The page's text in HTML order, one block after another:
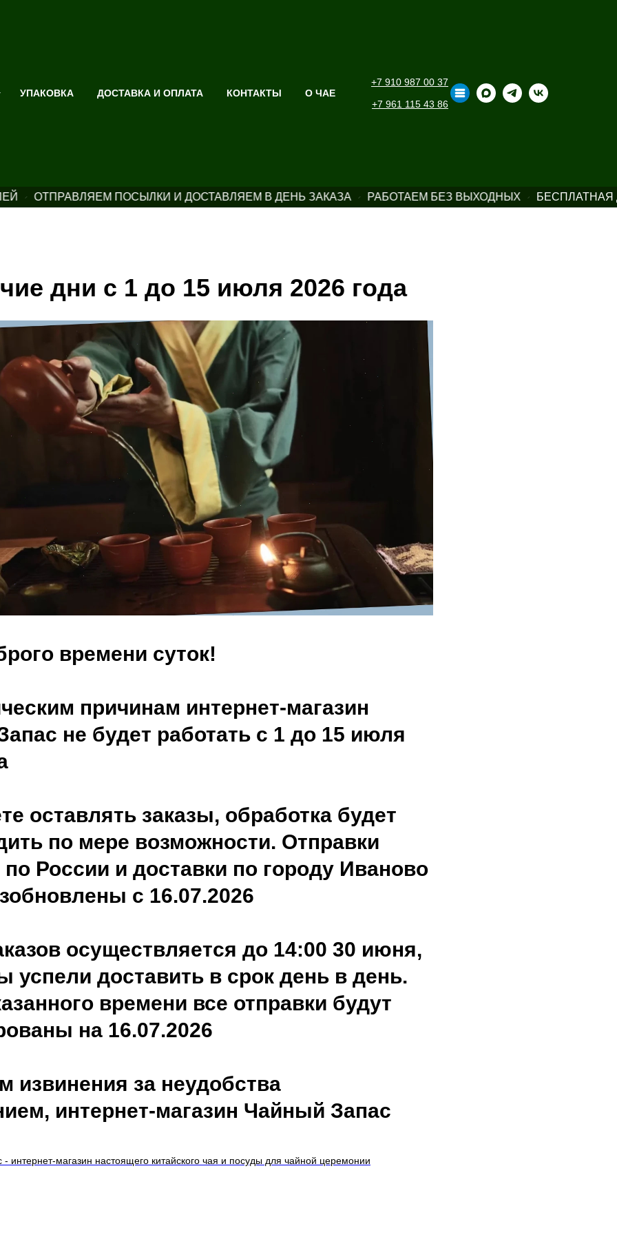
УПАКОВКА ДОСТАВКА И ОПЛАТА КОНТАКТЫ О ЧАЕ
+7 910 987 00 37
+7 961 115 43 86
ОТПРАВЛЯЕМ ПОСЫЛКИ И ДОСТАВЛЯЕМ В ДЕНЬ ЗАКАЗА РАБОТАЕМ БЕЗ ВЫХОДНЫХ БЕСПЛАТНАЯ
дни с 1 до 15 июля 2026 года
времени суток!
причинам интернет-магазин
не будет работать с 1 до 15 июля
оставлять заказы, обработка будет
по мере возможности. Отправки
России и доставки по городу Иваново
с 16.07.2026
осуществляется до 14:00 30 июня,
успели доставить в срок день в день.
времени все отправки будут
на 16.07.2026
извинения за неудобства
интернет-магазин Чайный Запас
интернет-магазин настоящего китайского чая и посуды для чайной церемонии